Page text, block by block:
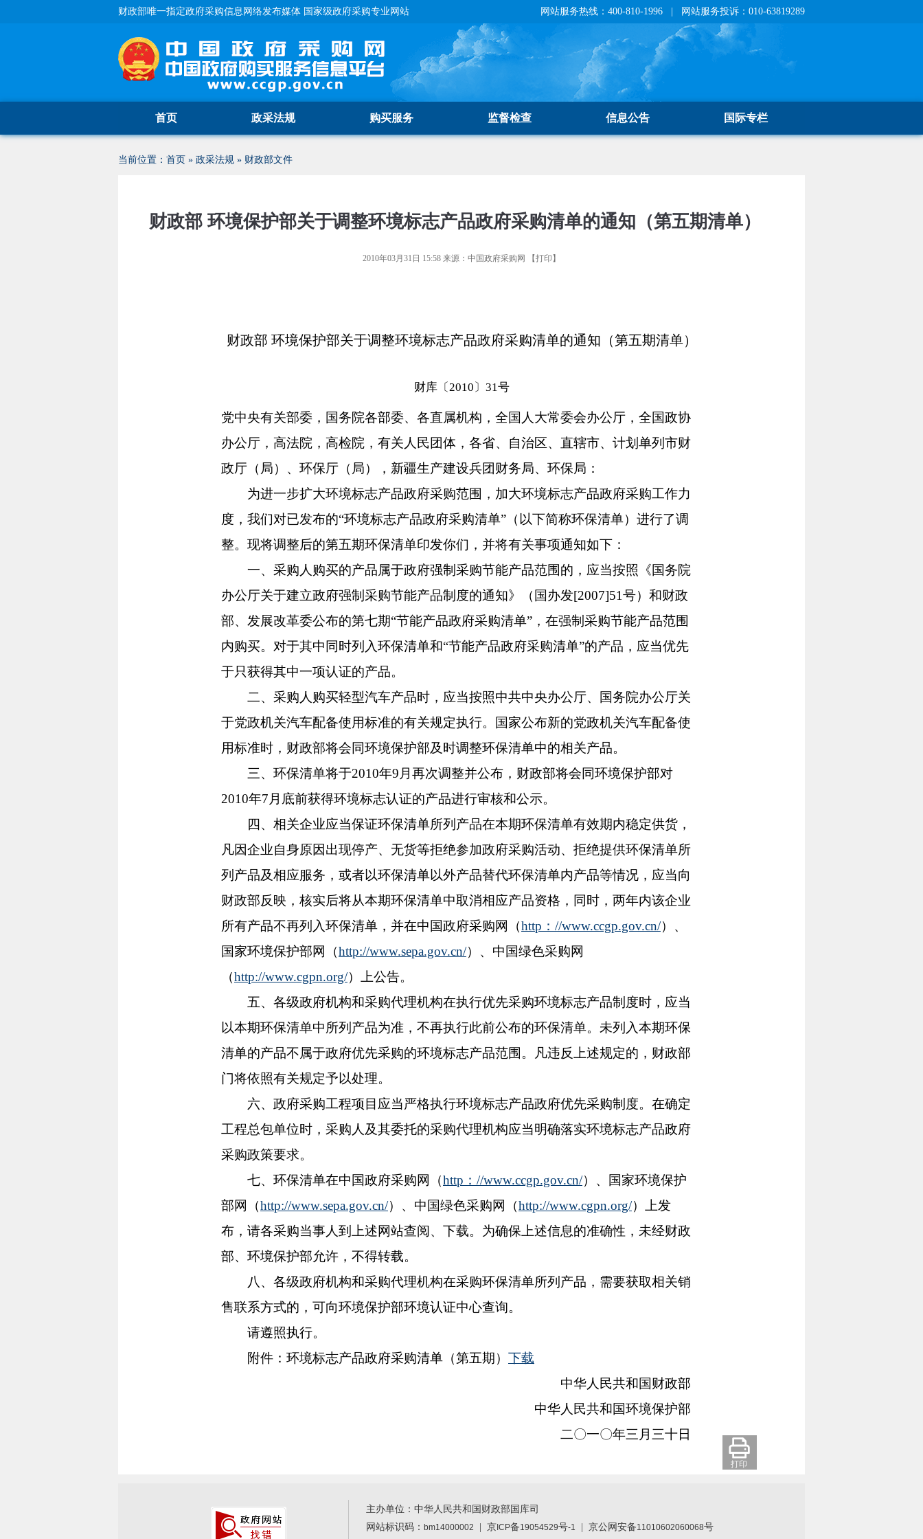
财政部唯一指定政府采购信息网络发布媒体 国家级政府采购专业网站 网站服务热线：400-810-1996 | 网站服务投诉：010-63819289
首页 政采法规 购买服务 监督检查 信息公告 国际专栏
当前位置： 首页 » 政采法规 » 财政部文件
财政部 环境保护部关于调整环境标志产品政府采购清单的通知（第五期清单）
2010年03月31日 15:58 来源： 中国政府采购网 【打印 】
打印
财政部 环境保护部关于调整环境标志产品政府采购清单的通知（第五期清单）
财库〔2010〕31号
党中央有关部委，国务院各部委、各直属机构，全国人大常委会办公厅，全国政协
办公厅，高法院，高检院，有关人民团体，各省、自治区、直辖市、计划单列市财
政厅（局）、环保厅（局），新疆生产建设兵团财务局、环保局：
为进一步扩大环境标志产品政府采购范围，加大环境标志产品政府采购工作力
度，我们对已发布的“环境标志产品政府采购清单”（以下简称环保清单）进行了调
整。现将调整后的第五期环保清单印发你们，并将有关事项通知如下：
一、采购人购买的产品属于政府强制采购节能产品范围的，应当按照《国务院
办公厅关于建立政府强制采购节能产品制度的通知》（国办发[2007]51号）和财政
部、发展改革委公布的第七期“节能产品政府采购清单”，在强制采购节能产品范围
内购买。对于其中同时列入环保清单和“节能产品政府采购清单”的产品，应当优先
于只获得其中一项认证的产品。
二、采购人购买轻型汽车产品时，应当按照中共中央办公厅、国务院办公厅关
于党政机关汽车配备使用标准的有关规定执行。国家公布新的党政机关汽车配备使
用标准时，财政部将会同环境保护部及时调整环保清单中的相关产品。
三、环保清单将于2010年9月再次调整并公布，财政部将会同环境保护部对
2010年7月底前获得环境标志认证的产品进行审核和公示。
四、相关企业应当保证环保清单所列产品在本期环保清单有效期内稳定供货，
凡因企业自身原因出现停产、无货等拒绝参加政府采购活动、拒绝提供环保清单所
列产品及相应服务，或者以环保清单以外产品替代环保清单内产品等情况，应当向
财政部反映，核实后将从本期环保清单中取消相应产品资格，同时，两年内该企业
所有产品不再列入环保清单，并在中国政府采购网（http：//www.ccgp.gov.cn/）、
国家环境保护部网（http://www.sepa.gov.cn/）、中国绿色采购网
（http://www.cgpn.org/）上公告。
五、各级政府机构和采购代理机构在执行优先采购环境标志产品制度时，应当
以本期环保清单中所列产品为准，不再执行此前公布的环保清单。未列入本期环保
清单的产品不属于政府优先采购的环境标志产品范围。凡违反上述规定的，财政部
门将依照有关规定予以处理。
六、政府采购工程项目应当严格执行环境标志产品政府优先采购制度。在确定
工程总包单位时，采购人及其委托的采购代理机构应当明确落实环境标志产品政府
采购政策要求。
七、环保清单在中国政府采购网（http：//www.ccgp.gov.cn/）、国家环境保护
部网（http://www.sepa.gov.cn/）、中国绿色采购网（http://www.cgpn.org/）上发
布，请各采购当事人到上述网站查阅、下载。为确保上述信息的准确性，未经财政
部、环境保护部允许，不得转载。
八、各级政府机构和采购代理机构在采购环保清单所列产品，需要获取相关销
售联系方式的，可向环境保护部环境认证中心查询。
请遵照执行。
附件：环境标志产品政府采购清单（第五期） 下载
中华人民共和国财政部
中华人民共和国环境保护部
二〇一〇年三月三十日
主办单位：中华人民共和国财政部国库司
网站标识码： bm14000002 京 ICP备19054529号-1 | 京公网安备11010602060068号